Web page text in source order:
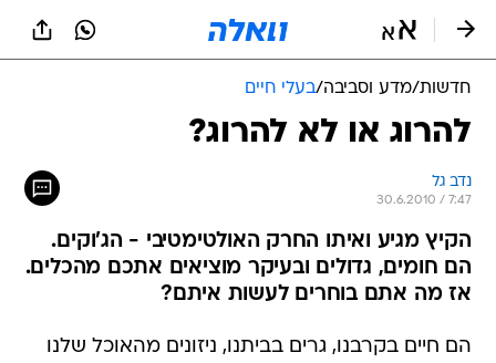
חדשות/מדע וסביבה/בעלי חיים
להרוג או לא להרוג?
נדב גל
30.6.2010 / 7:47
הקיץ מגיע ואיתו החרק האולטימטיבי - הג'וקים.
הם חומים, גדולים ובעיקר מוציאים אתכם מהכלים.
אז מה אתם בוחרים לעשות איתם?
הם חיים בקרבנו, גרים בביתנו, ניזונים מהאוכל שלנו